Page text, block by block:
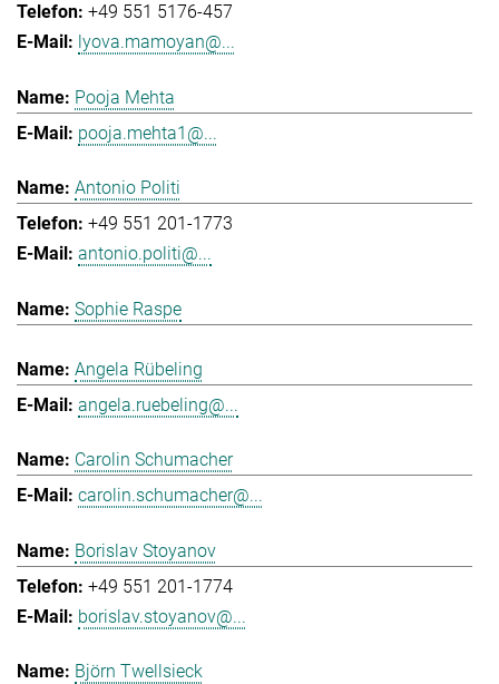
+49 551 5176-457
lyova.mamoyan@...
Pooja Mehta
pooja.mehta1@...
Antonio Politi
+49 551 201-1773
antonio.politi@...
Sophie Raspe
Angela Rübeling
angela.ruebeling@...
Carolin Schumacher
carolin.schumacher@...
Borislav Stoyanov
+49 551 201-1774
borislav.stoyanov@...
Björn Twellsieck